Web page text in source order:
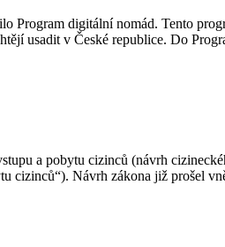
Program digitální nomád. Tento
usadit v České republice. Do
a pobytu cizinců (návrh
cizinců“). Návrh zákona již prošel